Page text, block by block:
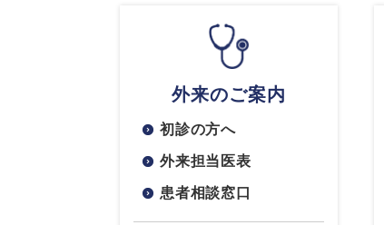
外来のご案内
初診の方へ
外来担当医表
患者相談窓口